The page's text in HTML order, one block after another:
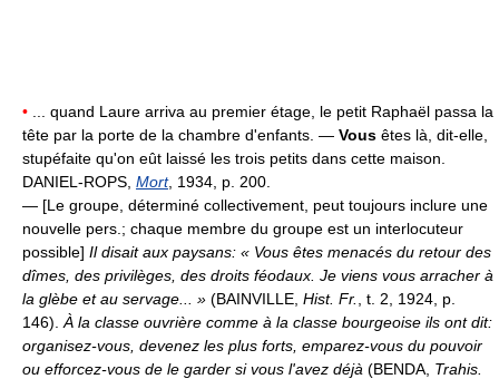
• ... quand Laure arriva au premier étage, le petit Raphaël passa la
tête par la porte de la chambre d'enfants. — Vous êtes là, dit-elle,
stupéfaite qu'on eût laissé les trois petits dans cette maison.
DANIEL-ROPS, Mort, 1934, p. 200.
— [Le groupe, déterminé collectivement, peut toujours inclure une
nouvelle pers.; chaque membre du groupe est un interlocuteur
possible] Il disait aux paysans: « Vous êtes menacés du retour des
dîmes, des privilèges, des droits féodaux. Je viens vous arracher à
la glèbe et au servage... » (BAINVILLE, Hist. Fr.
, t. 2, 1924, p.
146). À la classe ouvrière comme à la classe bourgeoise ils ont dit:
organisez-vous, devenez les plus forts, emparez-vous du pouvoir
ou efforcez-vous de le garder si vous l'avez déjà (BENDA, Trahis.